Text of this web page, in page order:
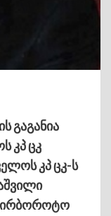
გაგანია
კპ ცკ
კპ ცკ-ს